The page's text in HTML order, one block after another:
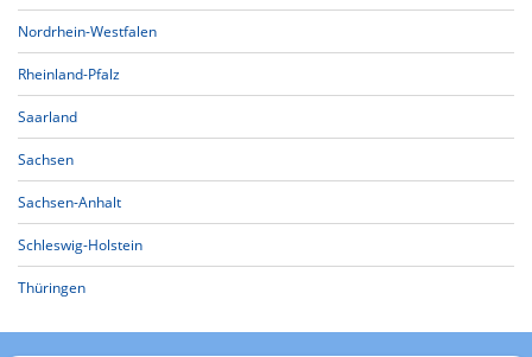
Nordrhein-Westfalen
Rheinland-Pfalz
Saarland
Sachsen
Sachsen-Anhalt
Schleswig-Holstein
Thüringen